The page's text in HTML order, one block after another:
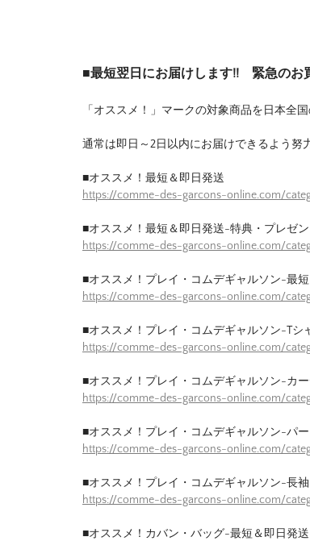
■最短翌日にお届けします!! 緊急のお
「オススメ！」マークの対象商品を日本全
通常は即日～2日以内にお届けできるよう努
■オススメ！最短＆即日発送
https://comme-des-garcons-online.com/
■オススメ！最短＆即日発送-特典・プレゼ
https://comme-des-garcons-online.com/
■オススメ！プレイ・コムデギャルソン-最
https://comme-des-garcons-online.com/
■オススメ！プレイ・コムデギャルソン-Tシ
https://comme-des-garcons-online.com/
■オススメ！プレイ・コムデギャルソン-カ
https://comme-des-garcons-online.com/
■オススメ！プレイ・コムデギャルソン-パ
https://comme-des-garcons-online.com/
■オススメ！プレイ・コムデギャルソン-長
https://comme-des-garcons-online.com/
■オススメ！カバン・バッグ-最短＆即日発